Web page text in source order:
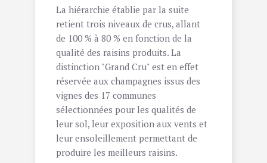
La hiérarchie établie par la suite
retient trois niveaux de crus, allant
de 100 % à 80 % en fonction de la
qualité des raisins produits. La
distinction "Grand Cru" est en effet
réservée aux champagnes issus des
vignes des 17 communes
sélectionnées pour les qualités de
leur sol, leur exposition aux vents et
leur ensoleillement permettant de
produire les meilleurs raisins.